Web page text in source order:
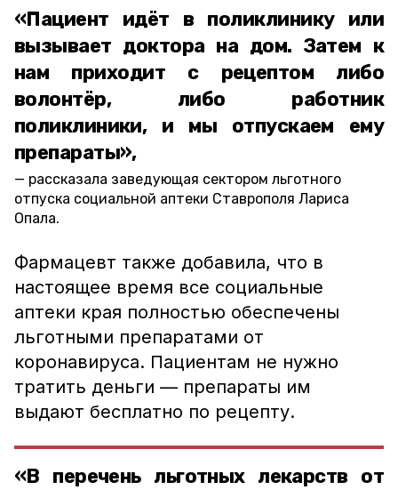
«Пациент идёт в поликлинику или
вызывает доктора на дом. Затем к
нам приходит с рецептом либо
волонтёр, либо работник
поликлиники, и мы отпускаем ему
препараты»,
рассказала заведующая сектором льготного
отпуска социальной аптеки Ставрополя Лариса
Опала.
Фармацевт также добавила, что в
настоящее время все социальные
аптеки края полностью обеспечены
льготными препаратами от
коронавируса. Пациентам не нужно
тратить деньги — препараты им
выдают бесплатно по рецепту.
«В перечень льготных лекарств от